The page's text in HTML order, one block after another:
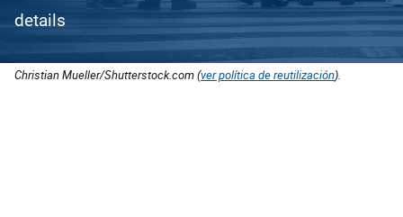
details
Christian Mueller/Shutterstock.com (ver política de reutilización).